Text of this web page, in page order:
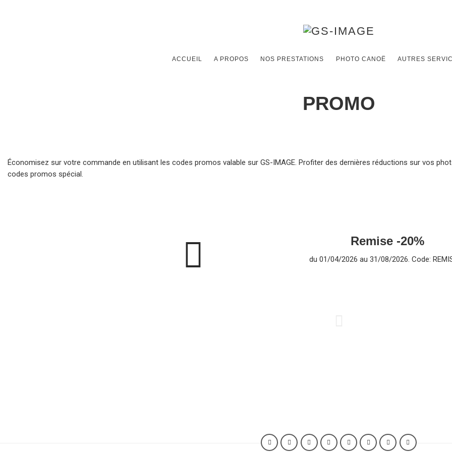
ACCUEIL A PROPOS NOS PRESTATIONS PHOTO CANOË AUTRES
PROMO
Économisez sur votre commande en utilisant les codes promos valable sur GS-IMAGE. Profiter des dernières réductions sur vos
codes promos spécial.
Remise -20%
du 01/04/2026 au 31/08/2026. Code: